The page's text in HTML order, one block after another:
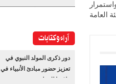
العامة
آراء وكتابات
دور ذكرى المولد النبوي في
تعزيز حضور مبادئ الأنبياء في
واقعنا المعاصر